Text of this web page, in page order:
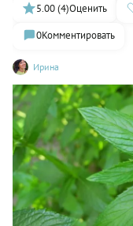
Ирина
5.00 (4)Оценить
0Комментировать